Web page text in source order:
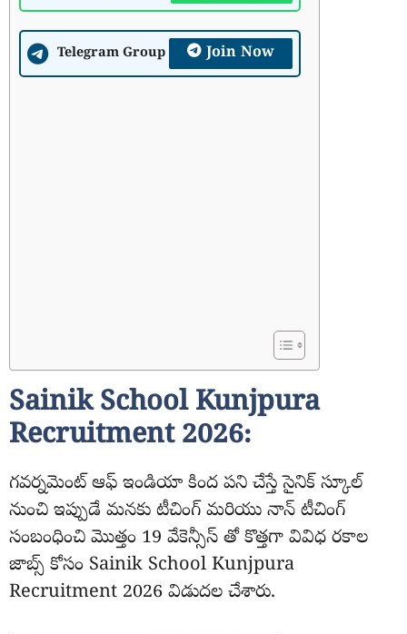
Telegram Group Join Now
Sainik School Kunjpura
Recruitment 2026:
గవర్నమెంట్ ఆఫ్ ఇండియా కింద పని చేస్తే సైనిక్ స్కూల్
నుంచి ఇప్పుడే మనకు టీచింగ్ మరియు నాన్ టీచింగ్
సంబంధించి మొత్తం 19 వేకెన్సీస్ తో కొత్తగా వివిధ రకాల
జాబ్స్ కోసం Sainik School Kunjpura
Recruitment 2026 విడుదల చేశారు.